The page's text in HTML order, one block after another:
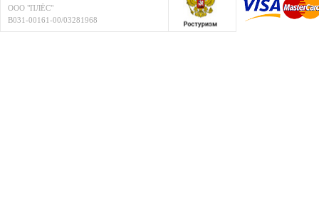
ООО "ПЛЁС"
В031-00161-00/03281968